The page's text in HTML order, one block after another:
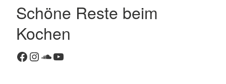
Schöne Reste beim
Kochen
Facebook
Instagram
SoundCloud
YouTube
K